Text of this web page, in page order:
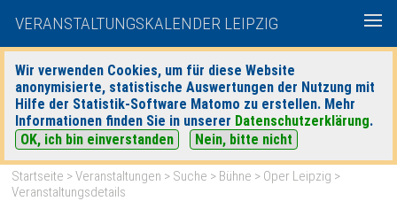
VERANSTALTUNGSKALENDER LEIPZIG
Wir verwenden Cookies, um für diese Website
anonymisierte, statistische Auswertungen der Nutzung mit
Hilfe der Statistik-Software Matomo zu erstellen. Mehr
Informationen finden Sie in unserer Datenschutzerklärung.
OK, ich bin einverstanden
Nein, bitte nicht
heute|morgen| Detaillierte Suche
Startseite >Veranstaltungen > Suche > Bühne > Oper Leipzig >
Veranstaltungsdetails